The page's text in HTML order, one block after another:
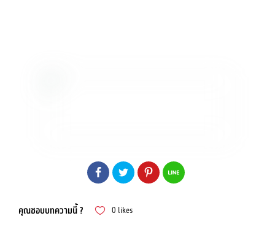
คุณชอบบทความนี้ ? 0 likes